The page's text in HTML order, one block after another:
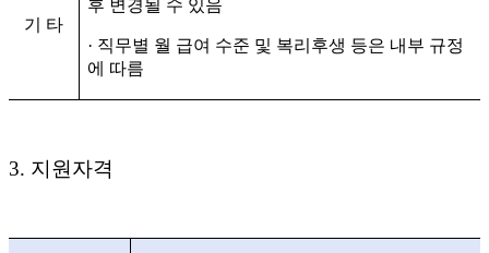
기 타
후 변경될 수 있음
· 직무별 월 급여 수준 및 복리후생 등은 내부 규정
에 따름
3. 지원자격